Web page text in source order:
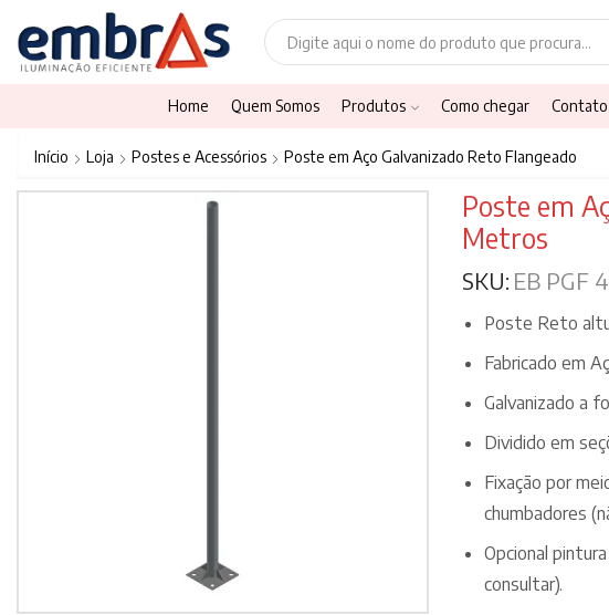
Home Quem Somos Produtos Como chegar Contato
Início Loja Postes e Acessórios Poste em Aço Galvanizado Reto Flangeado
Poste em
Metros
SKU: EB PGF
Poste Reto
Fabricado em
Galvanizado a
Dividido em
Fixação por
chumbadores
Opcional
consultar).